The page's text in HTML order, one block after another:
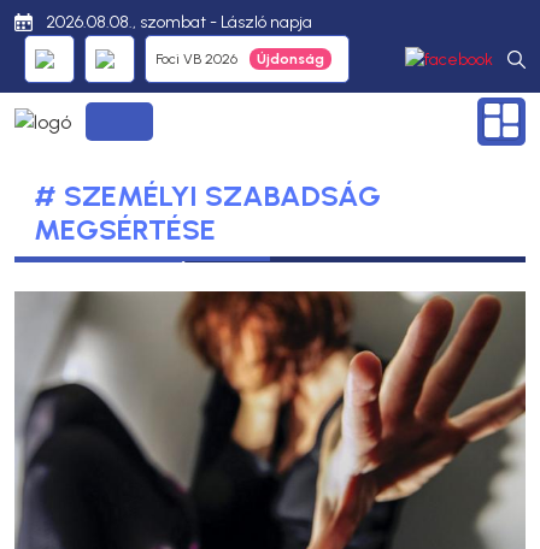
2026.08.08., szombat - László napja
Foci VB 2026
# SZEMÉLYI SZABADSÁG
MEGSÉRTÉSE